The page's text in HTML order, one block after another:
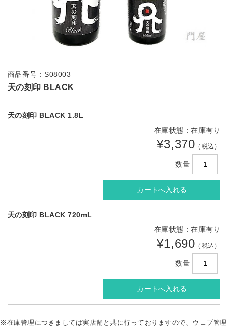
商品番号：S08003
天の刻印 BLACK
天の刻印 BLACK 1.8L
在庫状態：在庫有り
¥3,370 （税込）
数量
天の刻印 BLACK 720mL
在庫状態：在庫有り
¥1,690 （税込）
数量
※在庫管理につきましては実店舗と共に行っておりますので、ウェブ管理